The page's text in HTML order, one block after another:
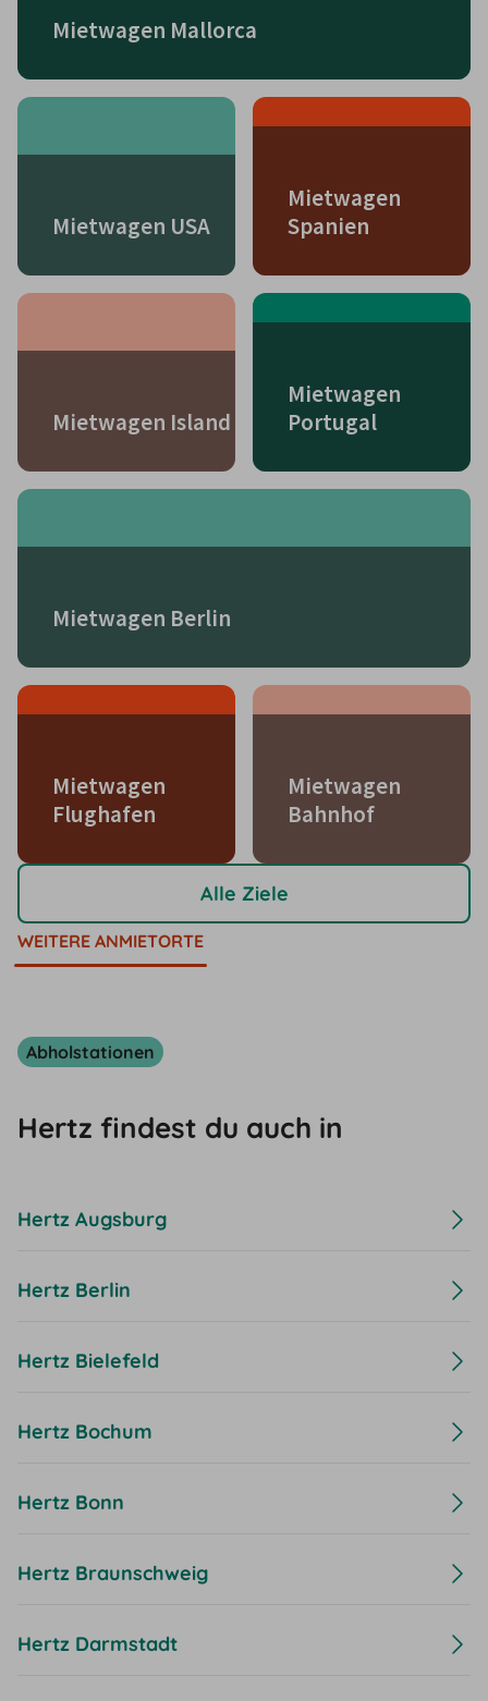
Mietwagen Mallorca
Mietwagen USA
Mietwagen
Spanien
Mietwagen Island
Mietwagen
Portugal
Mietwagen Berlin
Mietwagen
Flughafen
Mietwagen
Bahnhof
Alle Ziele
WEITERE ANMIETORTE
Abholstationen
Hertz findest du auch in
Hertz Augsburg
Hertz Berlin
Hertz Bielefeld
Hertz Bochum
Hertz Bonn
Hertz Braunschweig
Hertz Darmstadt